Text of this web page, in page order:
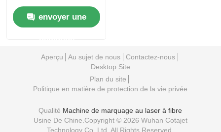
d'encre pour
marquage de date de
péremption
envoyer une
Aperçu Au sujet de nous
Contactez-nous
Desktop Site
Plan du site
Politique en matière de protection de la vie privée
Qualité Machine de marquage au laser à fibre
Usine De Chine.Copyright © 2026 Wuhan Cotajet
Technology Co.,Ltd. All Rights Reserved.